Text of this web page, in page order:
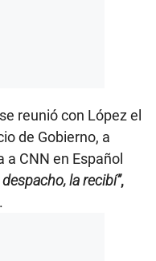
reunió con López el
de Gobierno, a
CNN en Español
despacho, la recibí”,